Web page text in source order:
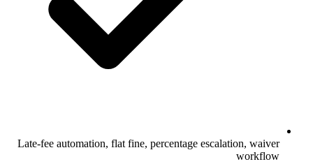
Late-fee automation, flat fine, percentage escalation, waiver
workflow